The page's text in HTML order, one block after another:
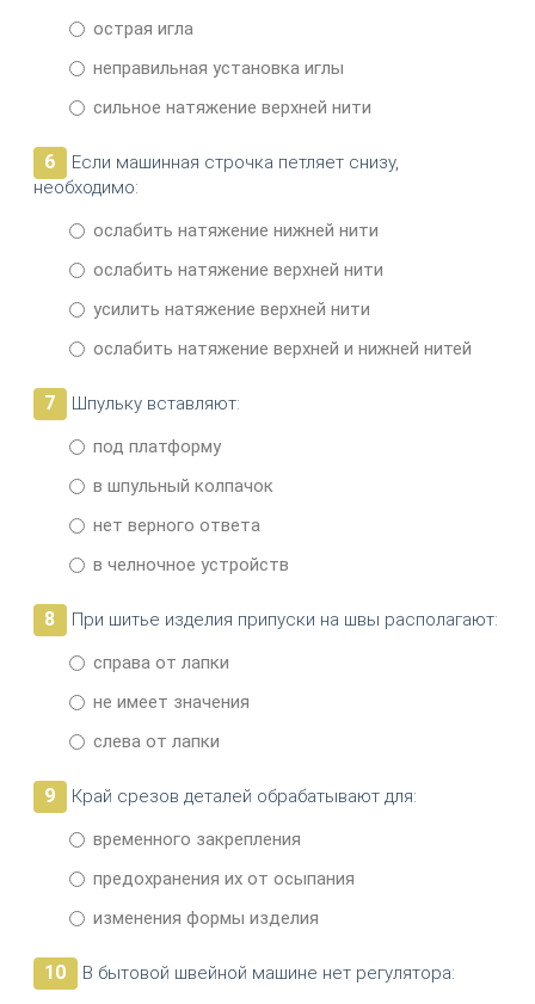
острая игла
неправильная установка иглы
сильное натяжение верхней нити
6
Если машинная строчка петляет снизу,
необходимо:
ослабить натяжение нижней нити
ослабить натяжение верхней нити
усилить натяжение верхней нити
ослабить натяжение верхней и нижней нитей
7
Шпульку вставляют:
под платформу
в шпульный колпачок
нет верного ответа
в челночное устройств
8
При шитье изделия припуски на швы располагают:
справа от лапки
не имеет значения
слева от лапки
9
Край срезов деталей обрабатывают для:
временного закрепления
предохранения их от осыпания
изменения формы изделия
10
В бытовой швейной машине нет регулятора: